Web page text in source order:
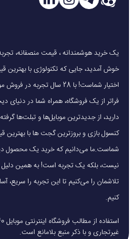
خوش آمدید، جایی که تکنولوژی با بهترین
اختیار شماست! با 28 سال تجربه
فراتر از یک فروشگاه، همراه شما در دنیای
دارید، از جدیدترین موبایل‌ها و تبلت‌ها
کنسول بازی و بروزترین گجت ها با بهترین
شماست.ما می‌دانیم که خرید یک محصول
تلاشمان را می‌کنیم تا این تجربه را
کنیم.
غیرتجاری و با ذکر منبع بلامانع است.